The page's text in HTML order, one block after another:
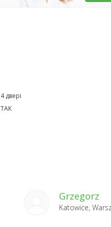
4 двері
ТАК
Grzegorz
Katowice,